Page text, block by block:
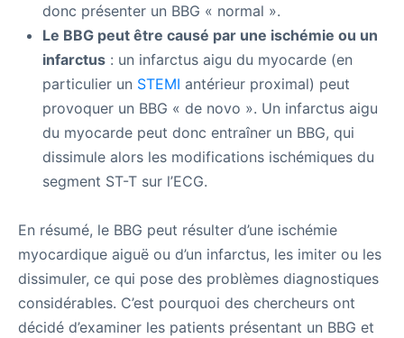
donc présenter un BBG « normal ».
Le BBG peut être causé par une ischémie ou un
infarctus : un infarctus aigu du myocarde (en
particulier un STEMI antérieur proximal) peut
provoquer un BBG « de novo ». Un infarctus aigu
du myocarde peut donc entraîner un BBG, qui
dissimule alors les modifications ischémiques du
segment ST-T sur l’ECG.
En résumé, le BBG peut résulter d’une ischémie
myocardique aiguë ou d’un infarctus, les imiter ou les
dissimuler, ce qui pose des problèmes diagnostiques
considérables. C’est pourquoi des chercheurs ont
décidé d’examiner les patients présentant un BBG et